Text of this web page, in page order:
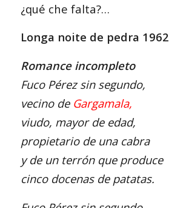
¿qué che falta?…
Longa noite de pedra 1962
Romance incompleto
Fuco Pérez sin segundo,
vecino de Gargamala,
viudo, mayor de edad,
propietario de una cabra
y de un terrón que produce
cinco docenas de patatas.